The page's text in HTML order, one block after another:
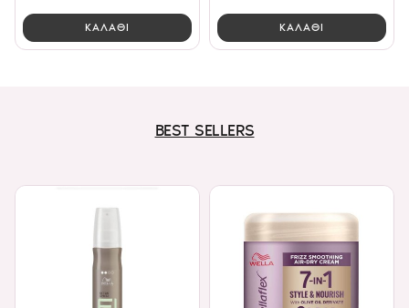
ΚΑΛΑΘΙ ΚΑΛΑΘΙ
BEST SELLERS